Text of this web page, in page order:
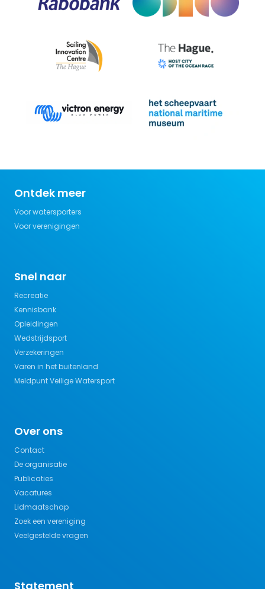
Ontdek meer
Voor watersporters
Voor verenigingen
Snel naar
Recreatie
Kennisbank
Opleidingen
Wedstrijdsport
Verzekeringen
Varen in het buitenland
Meldpunt Veilige Watersport
Over ons
Contact
De organisatie
Publicaties
Vacatures
Lidmaatschap
Zoek een vereniging
Veelgestelde vragen
Statement